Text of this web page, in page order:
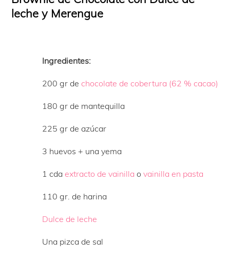
leche y Merengue
Ingredientes:
200 gr de chocolate de cobertura (62 % cacao)
180 gr de mantequilla
225 gr de azúcar
3 huevos + una yema
1 cdaextracto de vainilla ovainilla en pasta
110 gr. de harina
Dulce de leche
Una pizca de sal